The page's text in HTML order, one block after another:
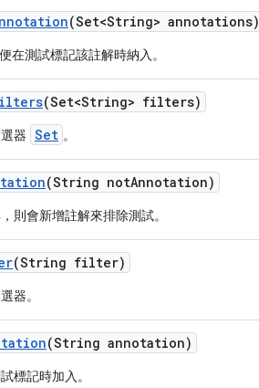
(Set<String> annotations)
在測試標記該註解時納入。
(Set<String> filters)
器 Set 。
(String notAnnotation)
則會新增註解來排除測試。
(String filter)
器。
(String annotation)
標記時加入。